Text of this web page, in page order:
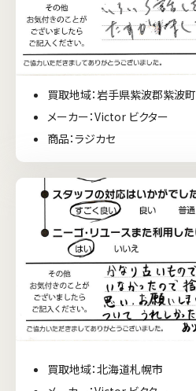
買取地域：岩手県紫波郡紫波町
メーカー：Victor ビクター
商品：ラジカセ
買取地域：北海道札幌市